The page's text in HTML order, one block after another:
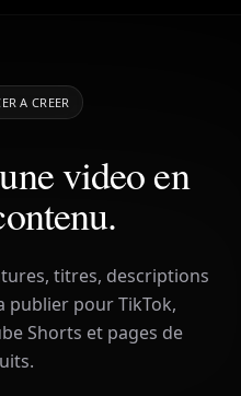
A CREER
video en
titres, descriptions
publier pour TikTok,
Shorts et pages de